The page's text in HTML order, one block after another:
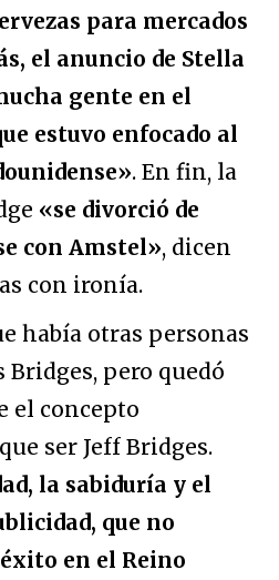
para mercados
el anuncio de Stella
gente en el
estuvo enfocado al
. En fin, la
«se divorció de
con Amstel», dicen
con ironía.
había otras personas
Bridges, pero quedó
el concepto
ser Jeff Bridges.
la sabiduría y el
que no
en el Reino